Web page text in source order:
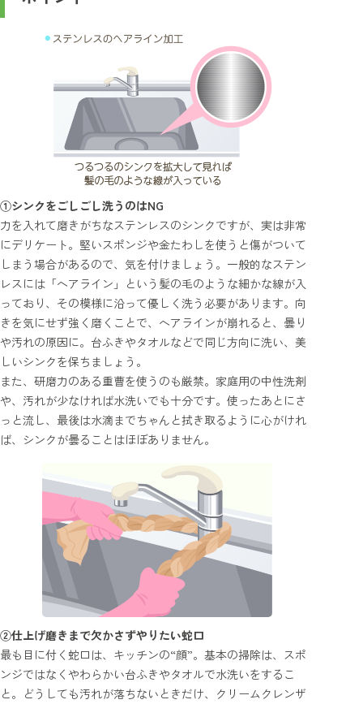
①シンクをごしごし洗うのはNG
力を入れて磨きがちなステンレスのシンクですが、実は非常
にデリケート。堅いスポンジや金たわしを使うと傷がついて
しまう場合があるので、気を付けましょう。一般的なステン
レスには「ヘアライン」という髪の毛のような細かな線が入
っており、その模様に沿って優しく洗う必要があります。向
きを気にせず強く磨くことで、ヘアラインが崩れると、曇り
や汚れの原因に。台ふきやタオルなどで同じ方向に洗い、美
しいシンクを保ちましょう。
また、研磨力のある重曹を使うのも厳禁。家庭用の中性洗剤
や、汚れが少なければ水洗いでも十分です。使ったあとにさ
っと流し、最後は水滴までちゃんと拭き取るように心がけれ
ば、シンクが曇ることはほぼありません。
②仕上げ磨きまで欠かさずやりたい蛇口
最も目に付く蛇口は、キッチンの“顔”。基本の掃除は、スポ
ンジではなくやわらかい台ふきやタオルで水洗いをするこ
と。どうしても汚れが落ちないときだけ、クリームクレンザ